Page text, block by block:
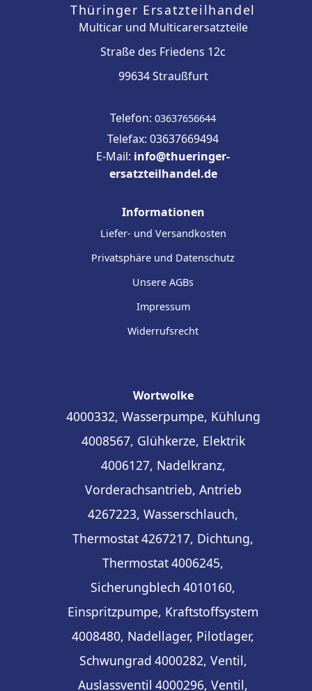
Thüringer Ersatzteilhandel
Multicar und Multicarersatzteile
Straße des Friedens 12c
99634 Straußfurt
Telefon: 03637656644
Telefax: 03637669494
E-Mail: info@thueringer-
ersatzteilhandel.de
Informationen
Liefer- und Versandkosten
Privatsphäre und Datenschutz
Unsere AGBs
Impressum
Widerrufsrecht
Wortwolke
4000332, Wasserpumpe, Kühlung
4008567, Glühkerze, Elektrik
4006127, Nadelkranz,
Vorderachsantrieb, Antrieb
4267223, Wasserschlauch,
Thermostat4267217, Dichtung,
Thermostat4006245,
Sicherungblech 4010160,
Einspritzpumpe, Kraftstoffsystem
4008480, Nadellager, Pilotlager,
Schwungrad 4000282, Ventil,
Auslassventil 4000296, Ventil,